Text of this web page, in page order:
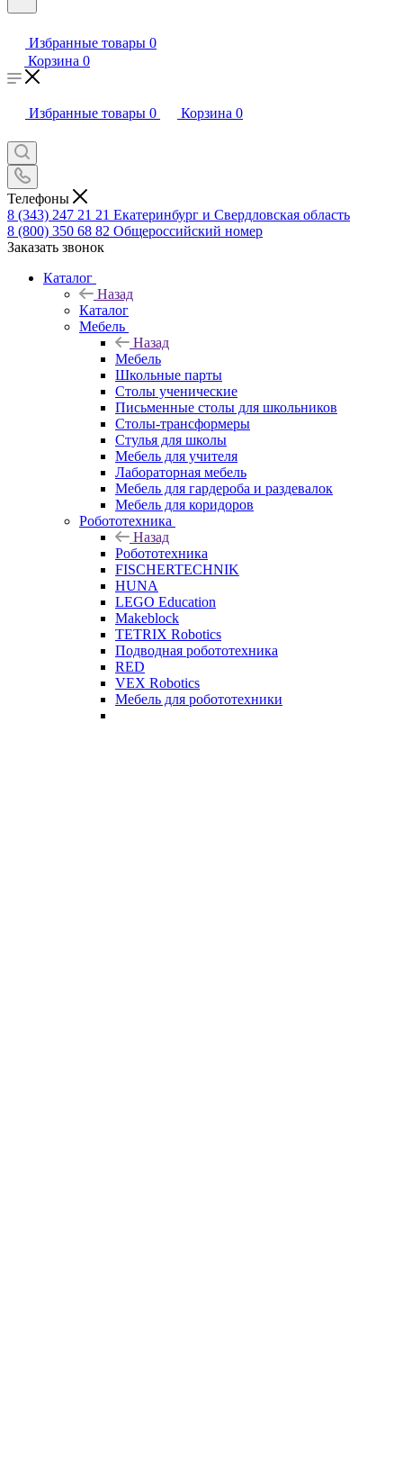
Избранные товары 0
Корзина 0
Избранные товары 0 Корзина 0
Телефоны
8 (343) 247 21 21 Екатеринбург и Свердловская область
8 (800) 350 68 82 Общероссийский номер
Заказать звонок
Каталог
Назад
Каталог
Мебель
Назад
Мебель
Школьные парты
Столы ученические
Письменные столы для школьников
Столы-трансформеры
Стулья для школы
Мебель для учителя
Лабораторная мебель
Мебель для гардероба и раздевалок
Мебель для коридоров
Робототехника
Назад
Робототехника
FISCHERTECHNIK
HUNA
LEGO Education
Makeblock
TETRIX Robotics
Подводная робототехника
RED
VEX Robotics
Мебель для робототехники